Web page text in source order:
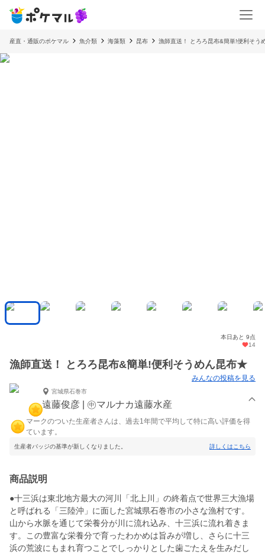
産直・通販のポケマル 魚介類 海藻類 昆布 漁師直送！ とろろ昆布&簡単!便利そう
本日あと 9点
14
漁師直送！ とろろ昆布&簡単!便利そうめん昆布★
みんなの投稿を見る
宮城県石巻市
遠藤俊彦 | ㊥マルナカ遠藤水産
マークのついた生産者さんは、過去1年間で平均して特に高い評価を得
ています。
生産者バッジの基準が新しくなりました。 詳しくはこちら
商品説明
●十三浜は東北地方最大の河川「北上川」の終着点で世界三大漁場
と呼ばれる「三陸沖」に面した宮城県石巻市の小さな漁村です。
山から水脈を通じて栄養分が川に流れ込み、十三浜に流れ着きま
す。この豊富な栄養分で育ったわかめは旨みが増し、さらに十三
浜の荒波にもまれ育つことでしっかりとした歯ごたえを生みだし